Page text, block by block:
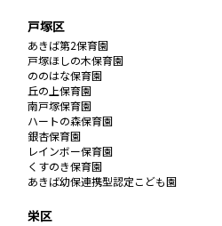
戸塚区
あきば第2保育園
戸塚ほしの木保育園
ののはな保育園
丘の上保育園
南戸塚保育園
ハートの森保育園
銀杏保育園
レインボー保育園
くすのき保育園
あきば幼保連携型認定こども園
栄区